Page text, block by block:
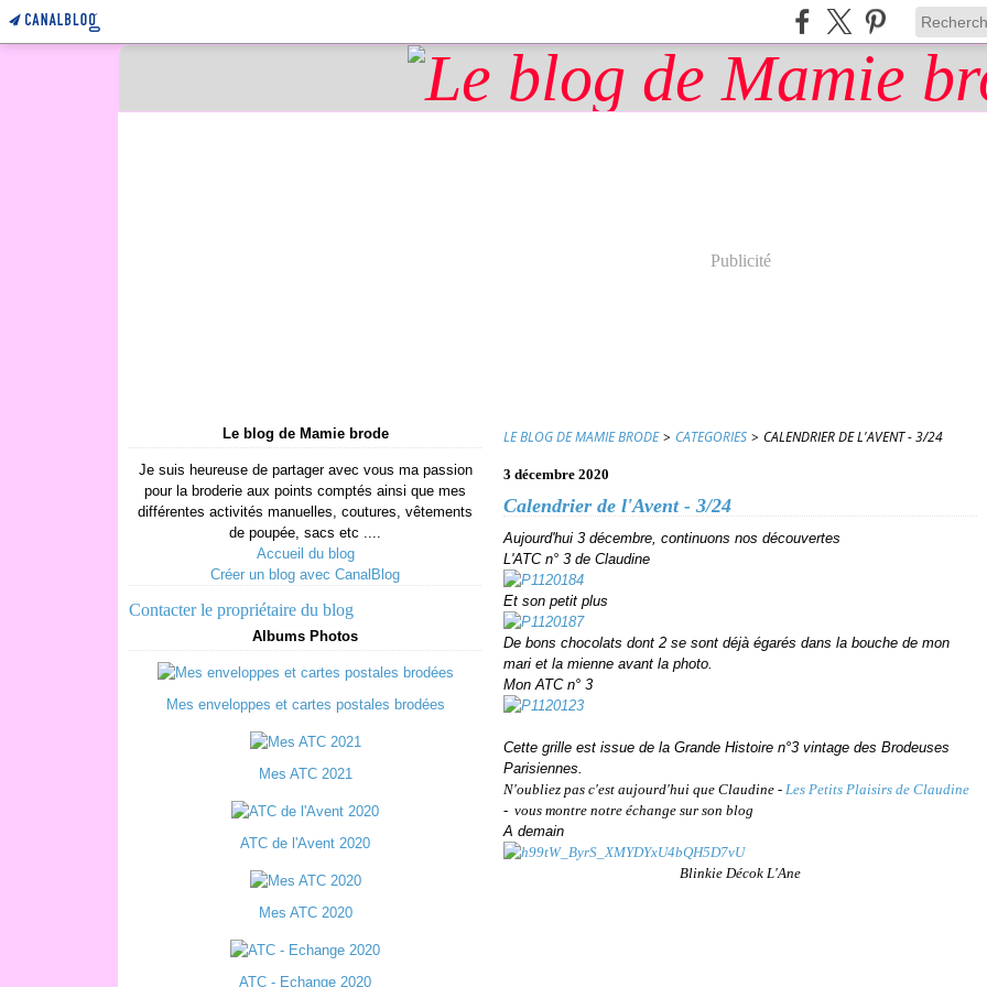
Publicité
Le blog de Mamie brode
Je suis heureuse de partager avec vous ma passion
pour la broderie aux points comptés ainsi que mes
différentes activités manuelles, coutures, vêtements
de poupée, sacs etc ....
Accueil du blog
Créer un blog avec CanalBlog
Contacter le propriétaire du blog
Albums Photos
Mes enveloppes et cartes postales brodées
Mes ATC 2021
ATC de l'Avent 2020
Mes ATC 2020
ATC - Echange 2020
LE BLOG DE MAMIE BRODE > CATEGORIES > CALENDRIER DE L'AVENT - 3/24
3 décembre 2020
Calendrier de l'Avent - 3/24
Aujourd'hui 3 décembre, continuons nos découvertes
L'ATC n° 3 de Claudine
Et son petit plus
De bons chocolats dont 2 se sont déjà égarés dans la bouche de mon
mari et la mienne avant la photo.
Mon ATC n° 3
Cette grille est issue de la Grande Histoire n°3 vintage des Brodeuses
Parisiennes.
N'oubliez pas c'est aujourd'hui que Claudine - Les Petits Plaisirs de Claudine
- vous montre notre échange sur son blog
A demain
Blinkie Décok L'Ane